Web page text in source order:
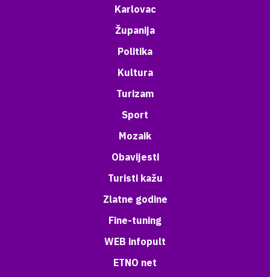
Karlovac
Županija
Politika
Kultura
Turizam
Sport
Mozaik
Obavijesti
Turisti kažu
Zlatne godine
Fine-tuning
WEB infopult
ETNO net